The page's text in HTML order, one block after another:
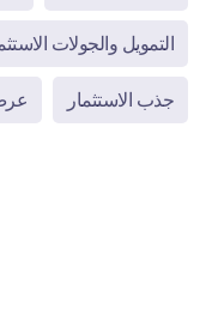
التمويل والجولات
جذب الاستثمار